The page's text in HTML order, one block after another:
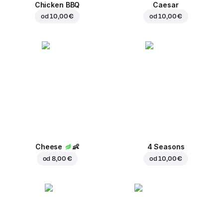
Chicken BBQ
od10,00 €
Caesar
od10,00 €
Cheese 👶
od8,00 €
4 Seasons
od10,00 €